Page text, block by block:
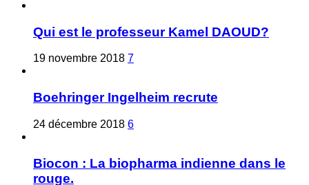
Qui est le professeur Kamel DAOUD?
19 novembre 2018 7
Boehringer Ingelheim recrute
24 décembre 2018 6
Biocon : La biopharma indienne dans le
rouge.